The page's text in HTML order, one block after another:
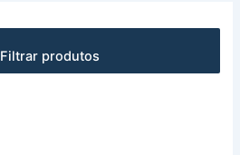
Filtrar produtos